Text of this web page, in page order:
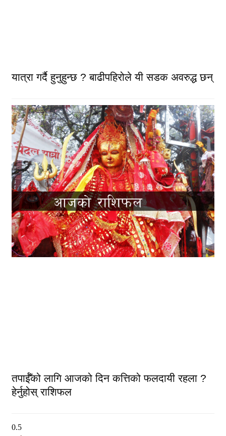
यात्रा गर्दै हुनुहुन्छ ? बाढीपहिरोले यी सडक अवरुद्ध छन्
तपाईँको लागि आजको दिन कत्तिको फलदायी रहला ?
हेर्नुहोस् राशिफल